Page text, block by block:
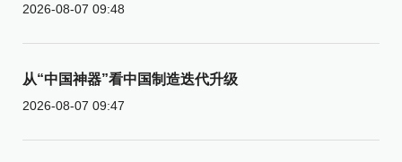
2026-08-07 09:48
从“中国神器”看中国制造迭代升级
2026-08-07 09:47